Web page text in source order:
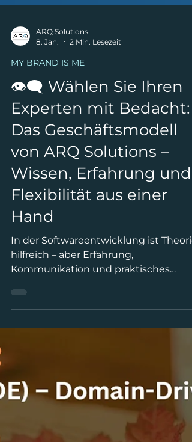
8. Jan.
2 Min. Lesezeit
MY BRAND IS ME
👁‍🗨 Wählen Sie Ihren
Experten mit Bedacht:
Das Geschäftsmodell
von ARQ Solutions –
Wissen, Erfahrung und
Flexibilität aus einer
Hand
In der Softwareentwicklung ist Theorie
Kommunikation und praktisches
Fachwissen bringen die Dinge voran.
…klingt das bekannt? Bei uns nicht.
haben etwas erfrischend Fokussiertes
geschaffen: ARQ Solutions ist keine
Fabrik. Es ist ein Studio. Ein Ort, an
wir Ihre Lösung gemeinsam